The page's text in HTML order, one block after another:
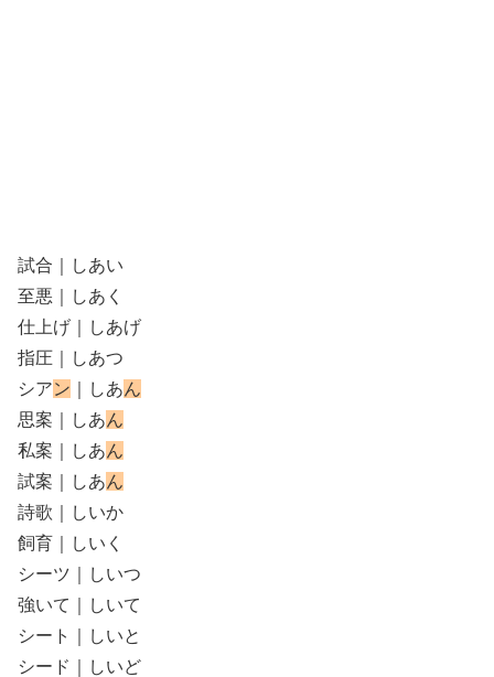
試合｜しあい
至悪｜しあく
仕上げ｜しあげ
指圧｜しあつ
シアン ｜しあん
思案｜しあん
私案｜しあん
試案｜しあん
詩歌｜しいか
飼育｜しいく
シーツ｜しいつ
強いて｜しいて
シート｜しいと
シード｜しいど